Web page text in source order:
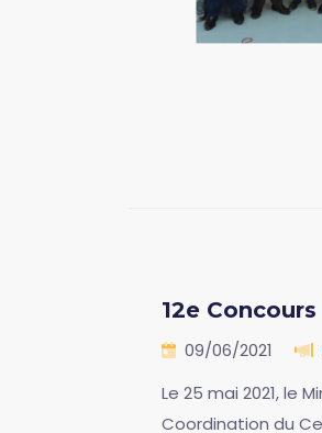
12e
09/06/2021
Le 25 mai 2021, le
Coordination du